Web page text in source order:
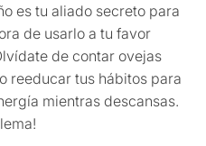
es tu aliado secreto para
de usarlo a tu favor
de contar ovejas
reeducar tus hábitos para
mientras descansas.